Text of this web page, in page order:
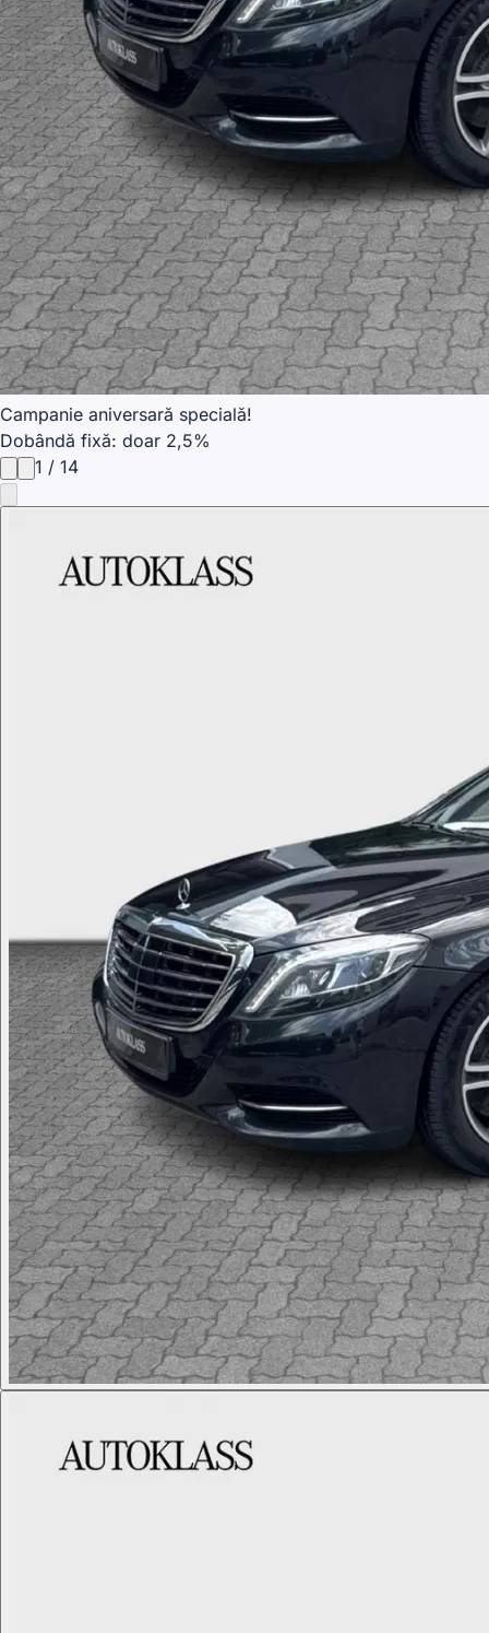
Campanie aniversară specială!
Dobândă fixă: doar 2,5%
1 / 14